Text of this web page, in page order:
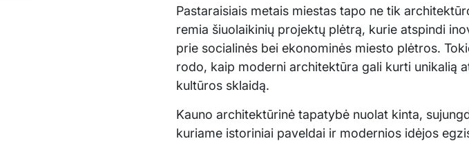
Pastaraisiais metais miestas tapo ne tik
remia šiuolaikinių projektų plėtrą, kurie atspindi
prie socialinės bei ekonominės miesto plėtros.
rodo, kaip moderni architektūra gali kurti unikalią
kultūros sklaidą.
Kauno architektūrinė tapatybė nuolat kinta,
kuriame istoriniai paveldai ir modernios idėjos